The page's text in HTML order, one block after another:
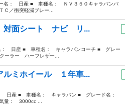
： 日産 ■ 車種名： ＮＶ３５０キャラバンバ
／衝突軽減ブレー...
対面シート ナビ リ...
日産 ■ 車種名： キャラバンコーチ ■ グレー
ラー ハーフレザー...
ミホイール １年車...
日産 ■ 車種名： キャラバン ■ グレード名：
量： 3000cc ...